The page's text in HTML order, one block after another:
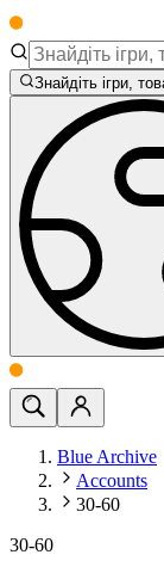
Знайдіть ігри,
Blue Archive
Accounts
30-60
30-60